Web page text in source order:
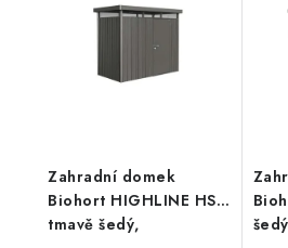
275 x d 155...
Zahradní domek
Biohort HIGHLINE HS,
tmavě šedý,